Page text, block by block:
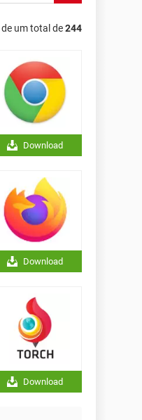
de um total de244
Download
Download
Download